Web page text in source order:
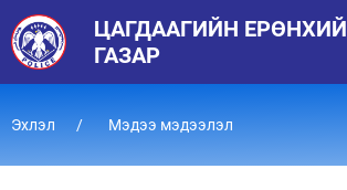
ЦАГДААГИЙН ЕРӨНХИЙ
ГАЗАР
Эхлэл Мэдээ мэдээлэл